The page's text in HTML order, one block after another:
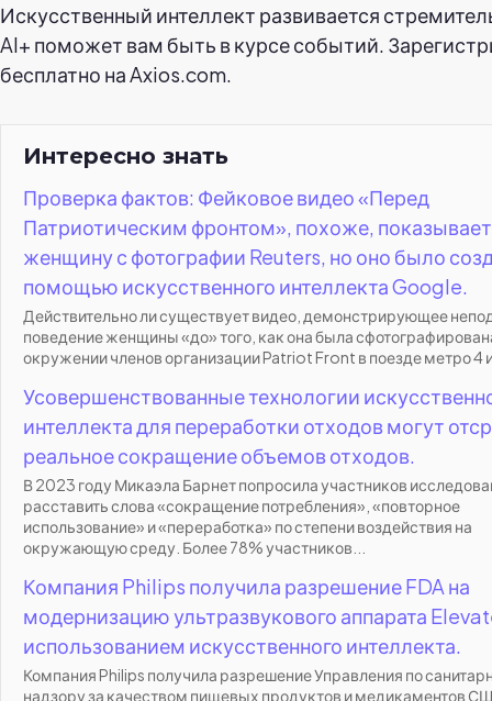
Искусственный интеллект развивается
AI+ поможет вам быть в курсе событий.
бесплатно на Axios.com.
Интересно знать
Проверка фактов: Фейковое видео «Перед
Патриотическим фронтом», похоже, показывает
женщину с фотографии Reuters, но оно было
помощью искусственного интеллекта Google.
Действительно ли существует видео, демонстрирующее
поведение женщины «до» того, как она была
окружении членов организации Patriot Front в поезде метро 4
Усовершенствованные технологии
интеллекта для переработки отходов могут
реальное сокращение объемов отходов.
В 2023 году Микаэла Барнет попросила участников
расставить слова «сокращение потребления», «повторное
использование» и «переработка» по степени воздействия на
окружающую среду. Более 78% участников...
Компания Philips получила разрешение FDA на
модернизацию ультразвукового аппарата
использованием искусственного интеллекта.
Компания Philips получила разрешение Управления по
надзору за качеством пищевых продуктов и медикаментов